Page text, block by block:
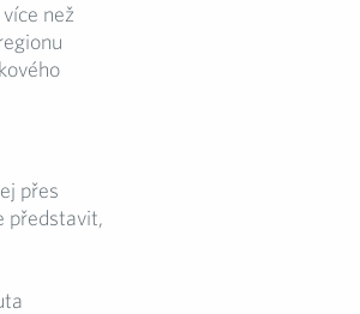
než
přes
představit,